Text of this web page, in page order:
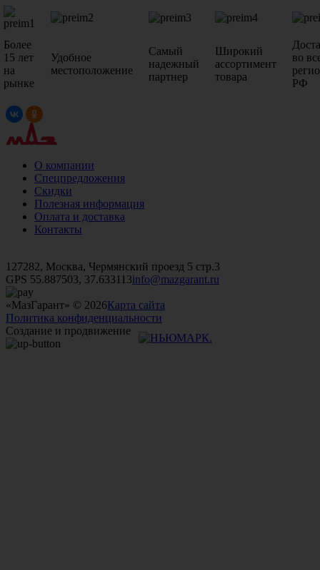
Более
15 лет
на
рынке
Удобное
местоположение
Самый
надежный
партнер
Широкий
ассортимент
товара
во
РФ
О компании
Спецпредложения
Скидки
Полезная информация
Оплата и доставка
Контакты
127282, Москва, Чермянский проезд 5 стр.3
GPS 55.887503, 37.633113info@mazgarant.ru
«МазГарант» © 2026Карта сайта
Политика конфиденциальности
Создание и продвижение